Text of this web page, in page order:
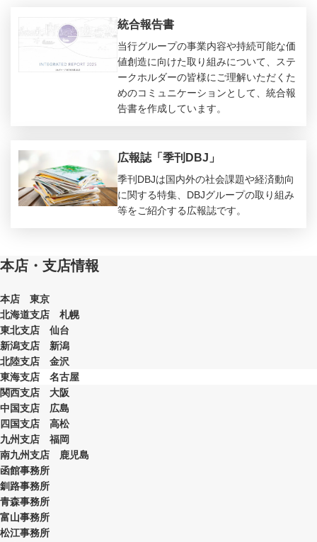
統合報告書
当行グループの事業内容や持続可能な価
値創造に向けた取り組みについて、ステ
ークホルダーの皆様にご理解いただくた
めのコミュニケーションとして、統合報
告書を作成しています。
広報誌「季刊DBJ」
季刊DBJは国内外の社会課題や経済動向
に関する特集、DBJグループの取り組み
等をご紹介する広報誌です。
本店・支店情報
本店 東京
北海道支店 札幌
東北支店 仙台
新潟支店 新潟
北陸支店 金沢
東海支店 名古屋
関西支店 大阪
中国支店 広島
四国支店 高松
九州支店 福岡
南九州支店 鹿児島
函館事務所
釧路事務所
青森事務所
富山事務所
松江事務所